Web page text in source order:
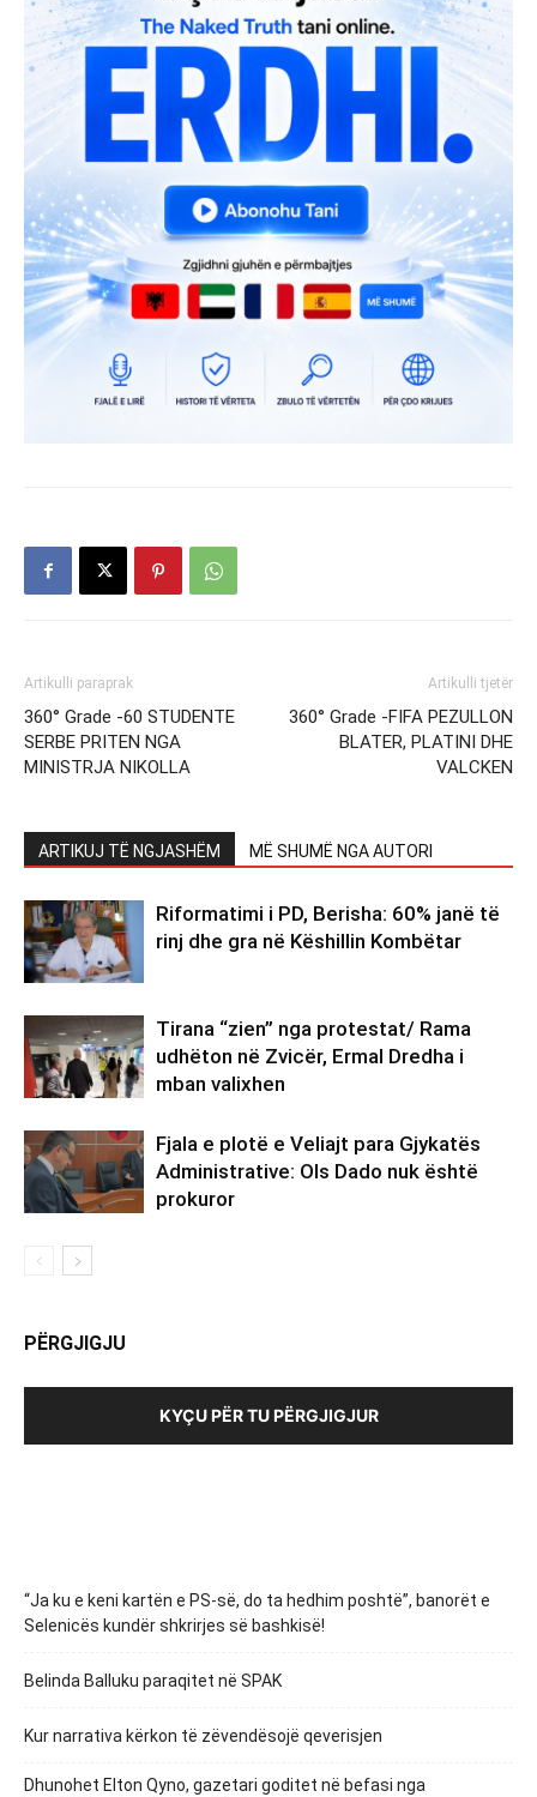
Artikulli paraprak
360° Grade -60 STUDENTE
SERBE PRITEN NGA
MINISTRJA NIKOLLA
Artikulli tjetër
360° Grade -FIFA PEZULLON
BLATER, PLATINI DHE
VALCKEN
ARTIKUJ TË NGJASHËM MË SHUMË NGA AUTORI
Riformatimi i PD, Berisha: 60% janë të
rinj dhe gra në Këshillin Kombëtar
Tirana “zien” nga protestat/ Rama
udhëton në Zvicër, Ermal Dredha i
mban valixhen
Fjala e plotë e Veliajt para Gjykatës
Administrative: Ols Dado nuk është
prokuror
PËRGJIGJU
KYÇU PËR TU PËRGJIGJUR
“Ja ku e keni kartën e PS-së, do ta hedhim poshtë”, banorët e
Selenicës kundër shkrirjes së bashkisë!
Belinda Balluku paraqitet në SPAK
Kur narrativa kërkon të zëvendësojë qeverisjen
Dhunohet Elton Qyno, gazetari goditet në befasi nga